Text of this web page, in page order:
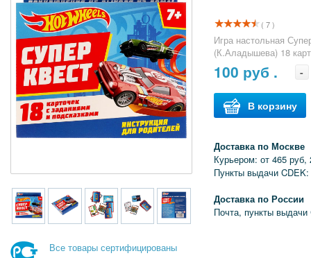
Все товары сертифицированы
( 7 )
Игра настольная
(К.Аладышева) 18
100 руб . -
В корзину
Доставка по Москве
Курьером: от 465 руб,
Пункты выдачи
Доставка по России
Почта, пункты выдачи